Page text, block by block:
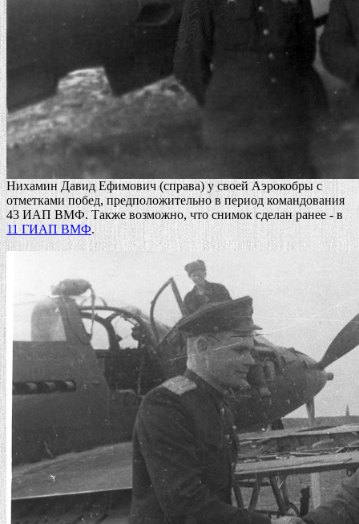
Нихамин Давид Ефимович (справа) у своей Аэрокобры с
отметками побед, предположительно в период командования
43 ИАП ВМФ. Также возможно, что снимок сделан ранее - в
11 ГИАП ВМФ.